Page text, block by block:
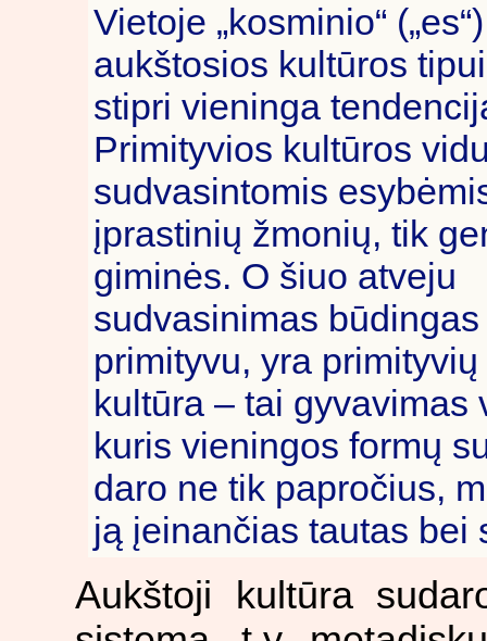
Vietoje „kosminio“
aukštosios kultūros
stipri vieninga
Primityvios kultūros
sudvasintomis
įprastinių žmonių, tik
giminės. O šiuo atveju
sudvasinimas
primityvu, yra
kultūra – tai
kuris vieningos formų
daro ne tik papročius,
ją įeinančias tautas bei
Aukštoji kultūra